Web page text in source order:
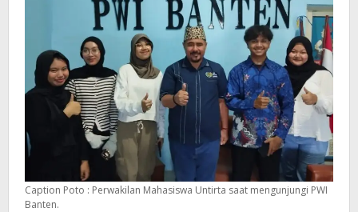
Caption Poto : Perwakilan Mahasiswa Untirta saat mengunjungi PWI
Banten.